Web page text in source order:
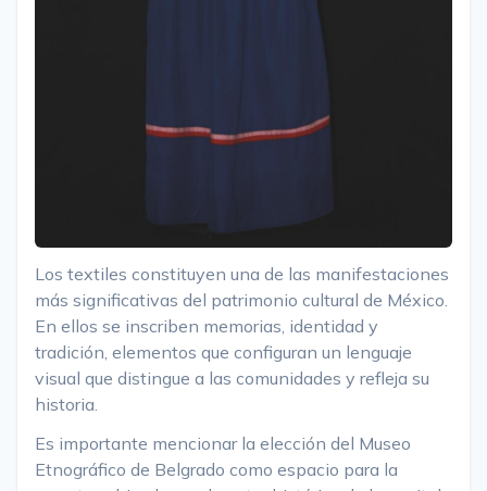
Los textiles constituyen una de las manifestaciones
más significativas del patrimonio cultural de México.
En ellos se inscriben memorias, identidad y
tradición, elementos que configuran un lenguaje
visual que distingue a las comunidades y refleja su
historia.
Es importante mencionar la elección del Museo
Etnográfico de Belgrado como espacio para la